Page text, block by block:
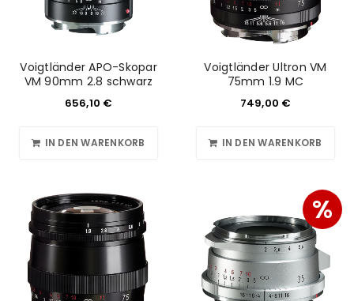
Voigtländer APO-Skopar
VM 90mm 2.8 schwarz
656,10 €
IN DEN WARENKORB
Voigtländer Ultron VM
75mm 1.9 MC
749,00 €
IN DEN WARENKORB
%